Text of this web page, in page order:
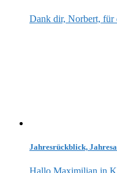
Dank dir, Norbert, für
Jahresrückblick,